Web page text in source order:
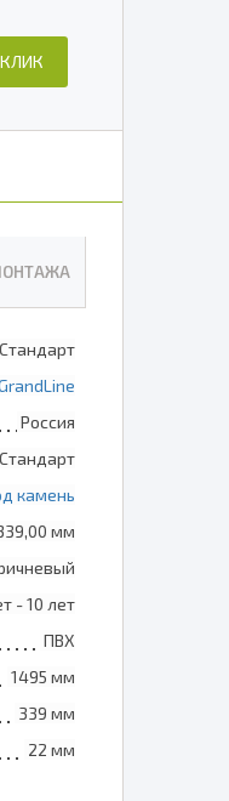
Стандарт
Россия
Стандарт
камень
мм
- 10 лет
ПВХ
1495 мм
339 мм
22 мм